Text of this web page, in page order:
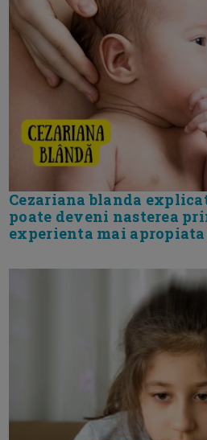
Cezariana blanda
poate deveni nasterea
experienta mai